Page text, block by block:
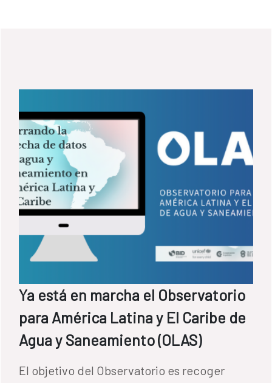
Ya está en marcha el Observatorio
para América Latina y El Caribe de
Agua y Saneamiento (OLAS)
El objetivo del Observatorio es recoger